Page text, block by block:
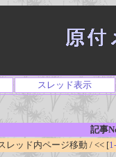
スレッド表示
記事
レッド内ページ移動 / << [